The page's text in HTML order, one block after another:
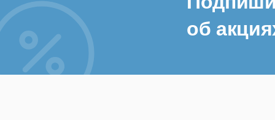
об